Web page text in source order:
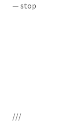
— stop
///